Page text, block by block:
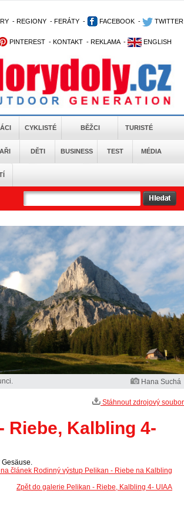
- REGIONY - FERÁTY - FACEBOOK - TWITTER
PINTEREST - KONTAKT - REKLAMA - ENGLISH
CYKLISTÉ BĚŽCI TURISTÉ
DĚTI BUSINESS TEST MÉDIA
Hana Suchá
Stáhnout zdrojový soubor
Riebe, Kalbling 4-
Gesäuse.
článek Rodinný výstup Pelikan - Riebe na Kalbling
Zpět do galerie Pelikan - Riebe, Kalbling 4- UIAA